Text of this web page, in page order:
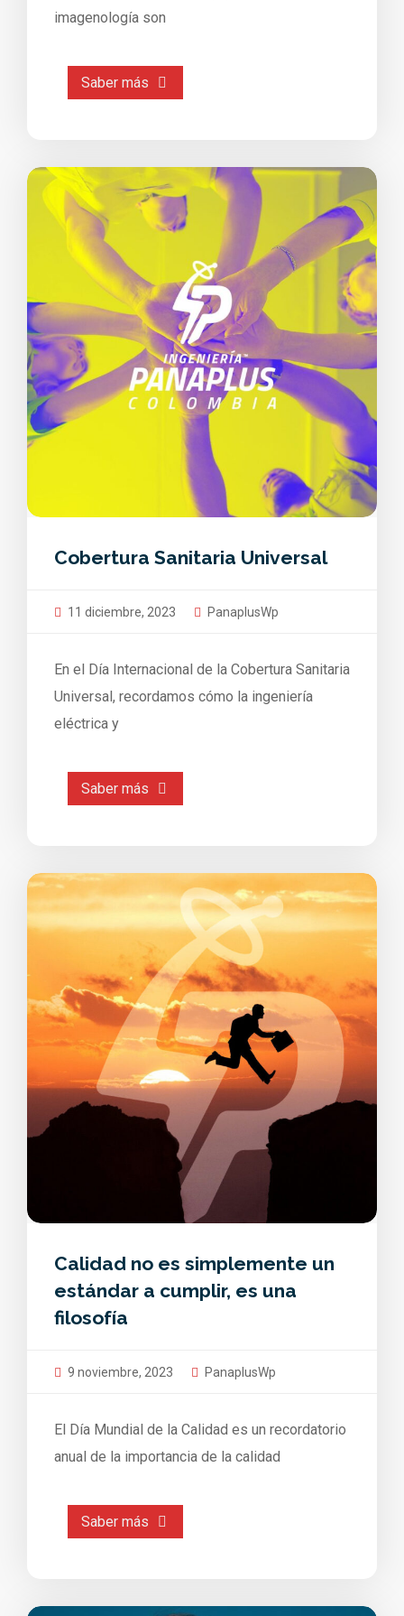
imagenología son
Saber más
Cobertura Sanitaria Universal
11 diciembre, 2023 PanaplusWp
En el Día Internacional de la Cobertura Sanitaria
Universal, recordamos cómo la ingeniería
eléctrica y
Saber más
Calidad no es simplemente un
estándar a cumplir, es una
filosofía
9 noviembre, 2023 PanaplusWp
El Día Mundial de la Calidad es un recordatorio
anual de la importancia de la calidad
Saber más